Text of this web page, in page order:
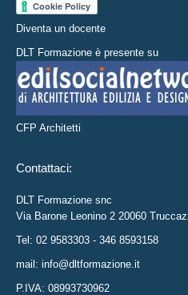
Diventa un docente
DLT Formazione è presente su
CFP Architetti
Contattaci:
DLT Formazione snc
Via Barone Leonino 2 20060
Tel: 02 9583303 - 346 8593158
mail: info@dltformazione.it
P.IVA: 08993730962